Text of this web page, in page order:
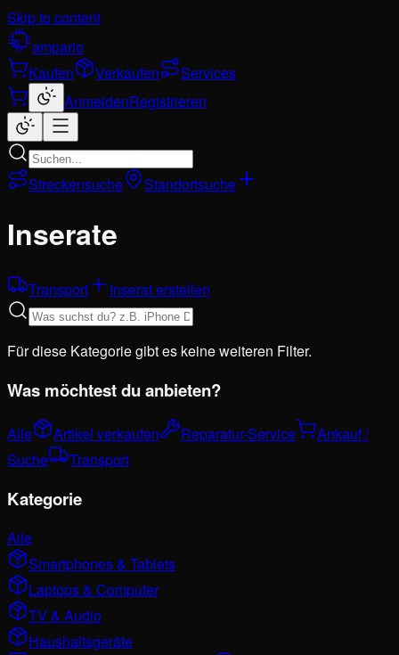
Skip to content
ampario
Kaufen
Verkaufen
Services
AnmeldenRegistrieren
Streckensuche Standortsuche
Inserate
Transport Inserat erstellen
Für diese Kategorie gibt es keine weiteren Filter.
Was möchtest du anbieten?
Alle Artikel verkaufen Reparatur-Service
Ankauf /
Suche
Transport
Kategorie
Alle
Smartphones & Tablets
Laptops & Computer
TV & Audio
Haushaltsgeräte